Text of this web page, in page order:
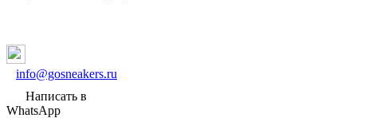
info@gosneakers.ru
Написать в
WhatsApp